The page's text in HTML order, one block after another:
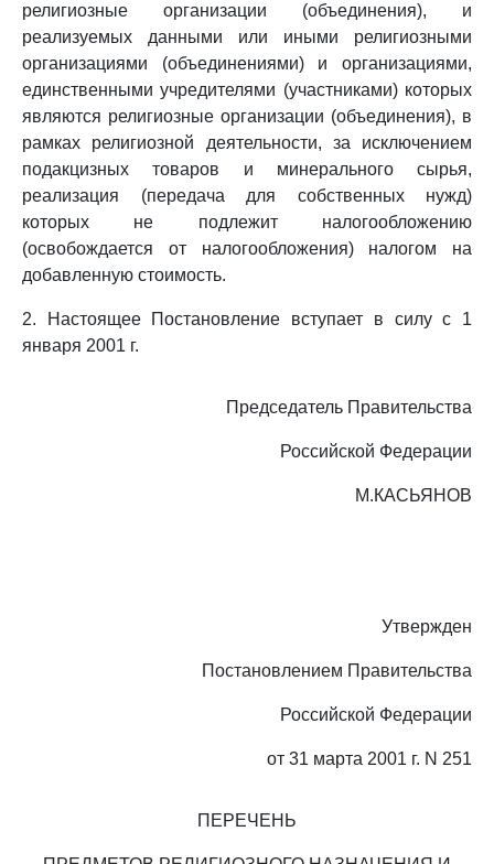
религиозные организации (объединения), и
реализуемых данными или иными религиозными
организациями (объединениями) и организациями,
единственными учредителями (участниками) которых
являются религиозные организации (объединения), в
рамках религиозной деятельности, за исключением
подакцизных товаров и минерального сырья,
реализация (передача для собственных нужд)
которых не подлежит налогообложению
(освобождается от налогообложения) налогом на
добавленную стоимость.
2. Настоящее Постановление вступает в силу с 1
января 2001 г.
Председатель Правительства
Российской Федерации
М.КАСЬЯНОВ
Утвержден
Постановлением Правительства
Российской Федерации
от 31 марта 2001 г. N 251
ПЕРЕЧЕНЬ